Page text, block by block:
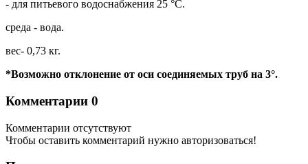
- для питьевого водоснабжения 25 °C.
среда - вода.
вес- 0,73 кг.
*Возможно отклонение от оси соединяемых труб на 3°.
Комментарии 0
Комментарии отсутствуют
Чтобы оставить комментарий нужно авторизоваться!